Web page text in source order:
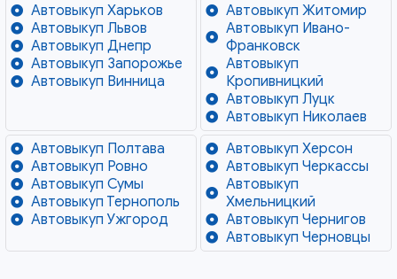
Автовыкуп Харьков
Автовыкуп Львов
Автовыкуп Днепр
Автовыкуп Запорожье
Автовыкуп Винница
Автовыкуп Житомир
Автовыкуп Ивано-
Франковск
Автовыкуп
Кропивницкий
Автовыкуп Луцк
Автовыкуп Николаев
Автовыкуп Полтава
Автовыкуп Ровно
Автовыкуп Сумы
Автовыкуп Тернополь
Автовыкуп Ужгород
Автовыкуп Херсон
Автовыкуп Черкассы
Автовыкуп
Хмельницкий
Автовыкуп Чернигов
Автовыкуп Черновцы